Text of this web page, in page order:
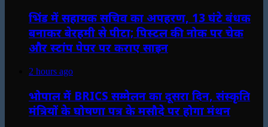
भिंड में सहायक सचिव का अपहरण, 13 घंटे बंधक
बनाकर बेरहमी से पीटा; पिस्टल की नोक पर चेक
और स्टांप पेपर पर कराए साइन
2 hours ago
भोपाल में BRICS सम्मेलन का दूसरा दिन, संस्कृति
मंत्रियों के घोषणा पत्र के मसौदे पर होगा मंथन